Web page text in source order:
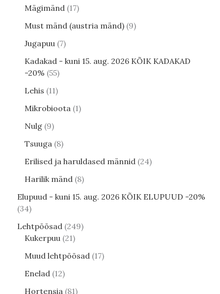
Mägimänd 17
Must mänd (austria mänd) 9
Jugapuu 7
Kadakad - kuni 15. aug. 2026 KÕIK KADAKAD
-20% 55
Lehis 11
Mikrobioota 1
Nulg 9
Tsuuga 8
Erilised ja haruldased männid 24
Harilik mänd 8
Elupuud - kuni 15. aug. 2026 KÕIK ELUPUUD -20%
34
Lehtpõõsad 249
Kukerpuu 21
Muud lehtpõõsad 17
Enelad 12
Hortensia 81